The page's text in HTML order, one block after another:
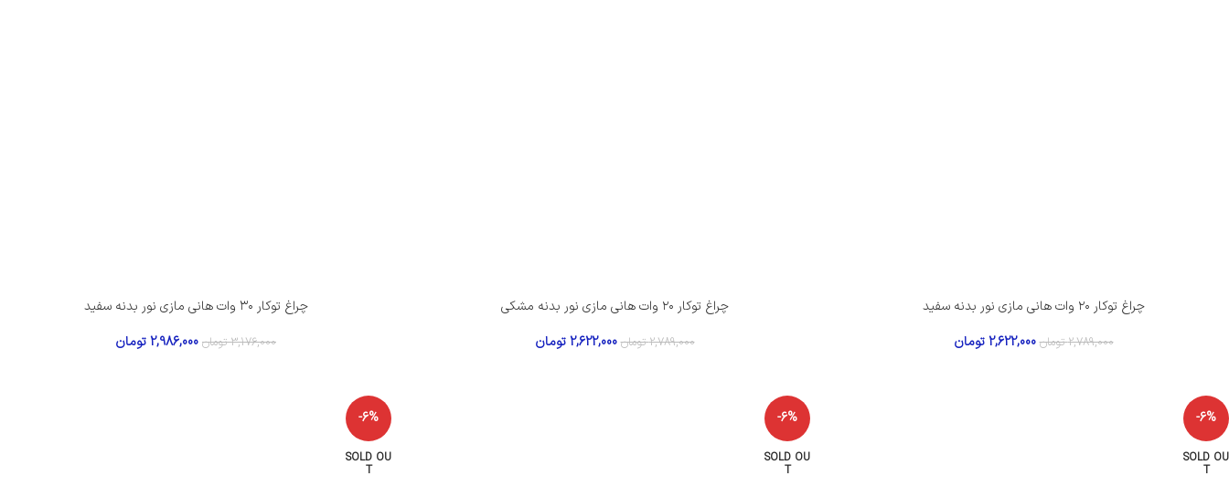
چراغ توکار ۲۰ وات هانی مازی‌ نور بدنه سفید
2,789,000 تومان 2,622,000 تومان
چراغ توکار ۲۰ وات هانی مازی‌ نور بدنه مشکی
2,789,000 تومان 2,622,000 تومان
چراغ توکار ۳۰ وات هانی مازی‌ نور بدنه سفید
3,176,000 تومان 2,986,000تومان
-6%
SOLD OU
T
-6%
SOLD OU
T
-6%
SOLD OU
T